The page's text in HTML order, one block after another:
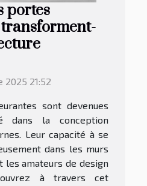
portes
2025 21:52
sont devenues
dans la conception
Leur capacité à se
dans les murs
les amateurs de design
à travers cet